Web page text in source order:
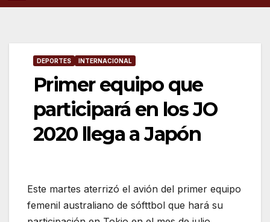
DEPORTES INTERNACIONAL
Primer equipo que
participará en los JO
2020 llega a Japón
Este martes aterrizó el avión del primer equipo
femenil australiano de sófttbol que hará su